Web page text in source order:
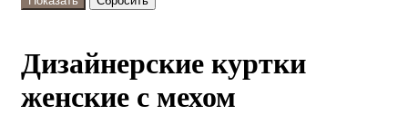
Дизайнерские куртки
женские с мехом